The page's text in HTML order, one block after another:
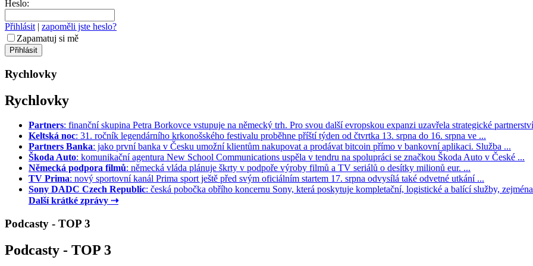
Heslo:
Přihlásit | zapoměli jste heslo?
Zapamatuj si mě
Rychlovky
Rychlovky
Partners: finanční skupina Petra Borkovce vstupuje na německý trh. Pro svou další evropskou expanzi uzavřela strategické
Keltská noc: 31. ročník legendárního krkonošského festivalu proběhne příští týden od čtvrtka 13. srpna do 16. srpna ve ...
Partners Banka: jako první banka v Česku umožní klientům nakupovat a prodávat bitcoin přímo v bankovní aplikaci. Služba ...
Škoda Auto: komunikační agentura New School Communications uspěla v tendru na spolupráci se značkou Škoda Auto v České ...
Německá podpora filmů: německá vláda plánuje škrty v podpoře výroby filmů a TV seriálů o desítky milionů eur. ...
TV Prima: nový sportovní kanál Prima sport ještě před svým oficiálním startem 17. srpna odvysílá také odvetné utkání ...
Sony DADC Czech Republic: česká pobočka obřího koncernu Sony, která poskytuje kompletační, logistické a balící služby,
Další krátké zprávy ⇢
Podcasty - TOP 3
Podcasty - TOP 3